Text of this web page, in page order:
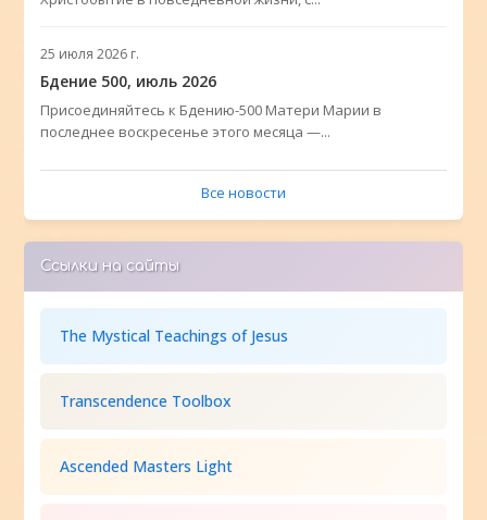
25 июля 2026 г.
Бдение 500, июль 2026
Присоединяйтесь к Бдению-500 Матери Марии в
последнее воскресенье этого месяца —...
Все новости
Ссылки на сайты
The Mystical Teachings of Jesus
Transcendence Toolbox
Ascended Masters Light